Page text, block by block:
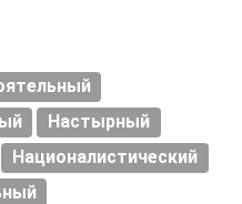
Настырный
Националистический